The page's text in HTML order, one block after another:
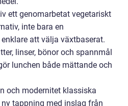
ett genomarbetat vegetariskt
inte bara en
att välja växtbaserat.
linser, bönor och spannmål
lunchen både mättande och
och modernitet klassiska
tappning med inslag från